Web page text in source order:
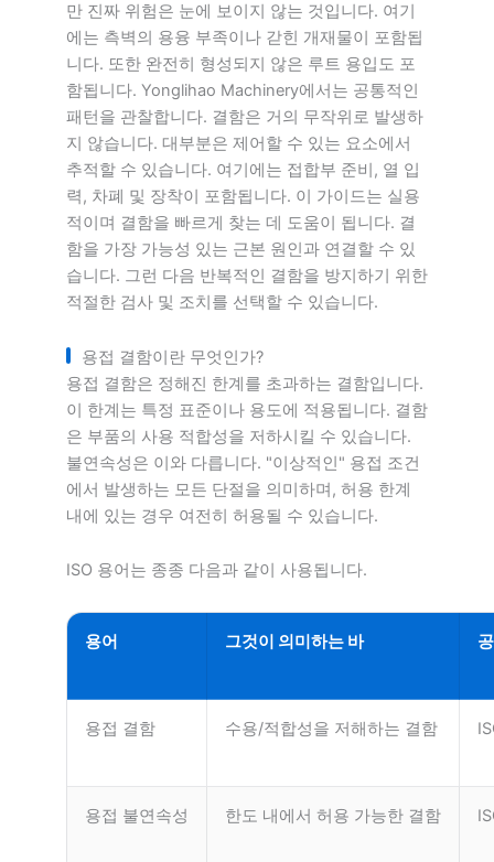
만 진짜 위험은 눈에 보이지 않는 것입니다. 여기
에는 측벽의 용융 부족이나 갇힌 개재물이 포함됩
니다. 또한 완전히 형성되지 않은 루트 용입도 포
함됩니다. Yonglihao Machinery에서는 공통적인
패턴을 관찰합니다. 결함은 거의 무작위로 발생하
지 않습니다. 대부분은 제어할 수 있는 요소에서
추적할 수 있습니다. 여기에는 접합부 준비, 열 입
력, 차폐 및 장착이 포함됩니다. 이 가이드는 실용
적이며 결함을 빠르게 찾는 데 도움이 됩니다. 결
함을 가장 가능성 있는 근본 원인과 연결할 수 있
습니다. 그런 다음 반복적인 결함을 방지하기 위한
적절한 검사 및 조치를 선택할 수 있습니다.
용접 결함이란 무엇인가?
용접 결함은 정해진 한계를 초과하는 결함입니다.
이 한계는 특정 표준이나 용도에 적용됩니다. 결함
은 부품의 사용 적합성을 저하시킬 수 있습니다.
불연속성은 이와 다릅니다. "이상적인" 용접 조건
에서 발생하는 모든 단절을 의미하며, 허용 한계
내에 있는 경우 여전히 허용될 수 있습니다.
ISO 용어는 종종 다음과 같이 사용됩니다.
용어 그것이 의미하는 바
용접 결함 수용/적합성을 저해하는 결함
용접 불연속성 한도 내에서 허용 가능한 결함